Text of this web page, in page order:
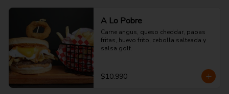
A Lo Pobre
Carne angus, queso cheddar, papas
fritas, huevo frito, cebolla salteada y
salsa golf.
$10.990